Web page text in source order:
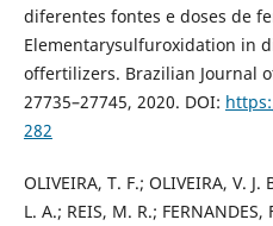
diferentes fontes e doses de
Elementarysulfuroxidation in
offertilizers. Brazilian Journal
27735–27745, 2020. DOI:
282
OLIVEIRA, T. F.; OLIVEIRA, V.
L. A.; REIS, M. R.;